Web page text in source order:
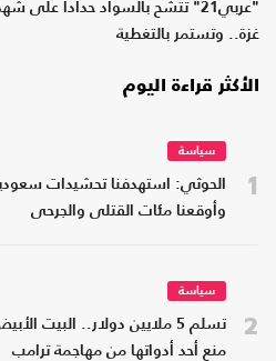
"عربي21" تتشح بالسواد حدادا
غزة.. وتستمر بالتغطية
الأكثر قراءة اليوم
1
سياسة
الحوثي: استهدفنا تحشيدات
وأوقعنا مئات القتلى والجرحى
2
سياسة
تسلم 5 ملايين دولار.. البيت
منع أحد أدواتها من مهاجمة ترامب